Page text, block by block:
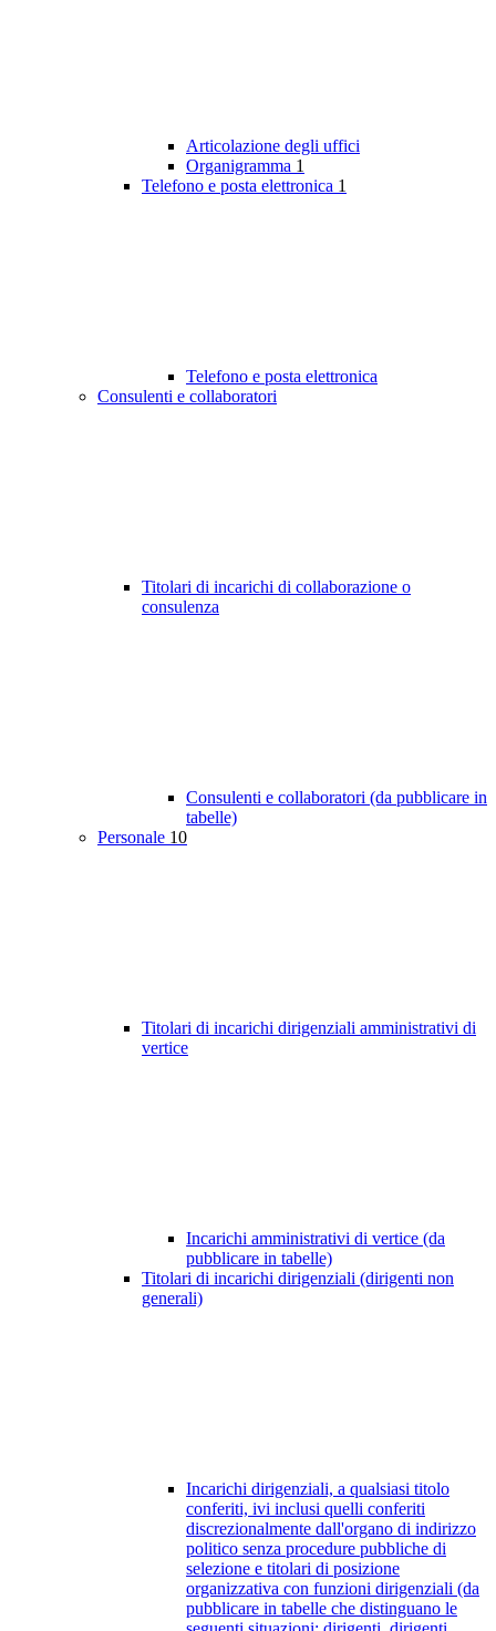
Articolazione degli uffici
Organigramma 1
Telefono e posta elettronica 1
Telefono e posta elettronica
Consulenti e collaboratori
Titolari di incarichi di collaborazione o
consulenza
Consulenti e collaboratori (da pubblicare in
tabelle)
Personale 10
Titolari di incarichi dirigenziali amministrativi di
vertice
Incarichi amministrativi di vertice (da
pubblicare in tabelle)
Titolari di incarichi dirigenziali (dirigenti non
generali)
Incarichi dirigenziali, a qualsiasi titolo
conferiti, ivi inclusi quelli conferiti
discrezionalmente dall'organo di indirizzo
politico senza procedure pubbliche di
selezione e titolari di posizione
organizzativa con funzioni dirigenziali (da
pubblicare in tabelle che distinguano le